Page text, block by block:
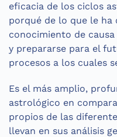
eficacia de los ciclos
porqué de lo que le
conocimiento de
y prepararse para el
procesos a los cuales
Es el más amplio,
astrológico en
propios de las
llevan en sus análisis